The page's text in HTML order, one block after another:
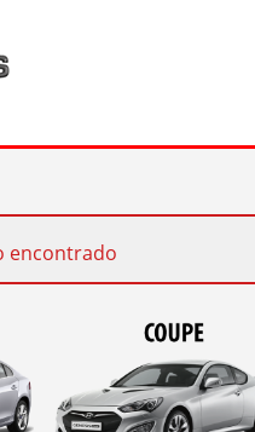
encontrado